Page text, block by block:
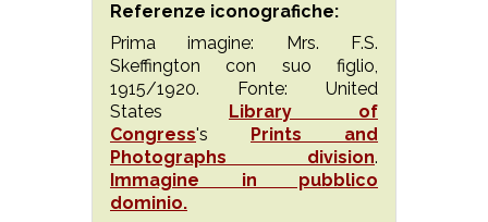
Referenze iconografiche:
Prima imagine: Mrs. F.S.
Skeffington con suo figlio,
1915/1920. Fonte: United
States Library of
Congress's Prints and
Photographs division.
Immagine in pubblico
dominio.